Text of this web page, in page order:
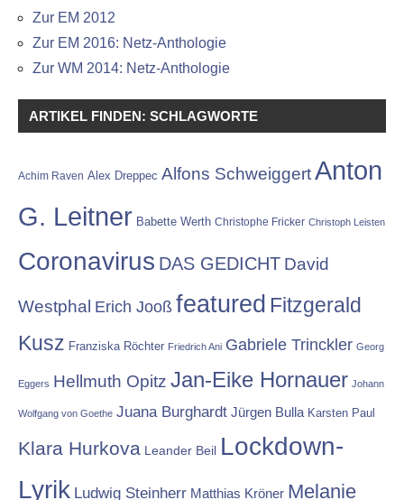
Zur EM 2012
Zur EM 2016: Netz-Anthologie
Zur WM 2014: Netz-Anthologie
ARTIKEL FINDEN: SCHLAGWORTE
Achim Raven Alex Dreppec Alfons SchweiggertAnton
G. Leitner Babette Werth Christophe Fricker Christoph Leisten
Coronavirus DAS GEDICHT David
Westphal Erich Jooß featured Fitzgerald
Kusz Franziska Röchter Friedrich Ani Gabriele Trinckler Georg
Eggers Hellmuth Opitz Jan-Eike Hornauer Johann
Wolfgang von Goethe Juana Burghardt Jürgen Bulla Karsten Paul
Klara Hurkova Leander Beil Lockdown-
Lyrik Ludwig Steinherr Matthias Kröner Melanie